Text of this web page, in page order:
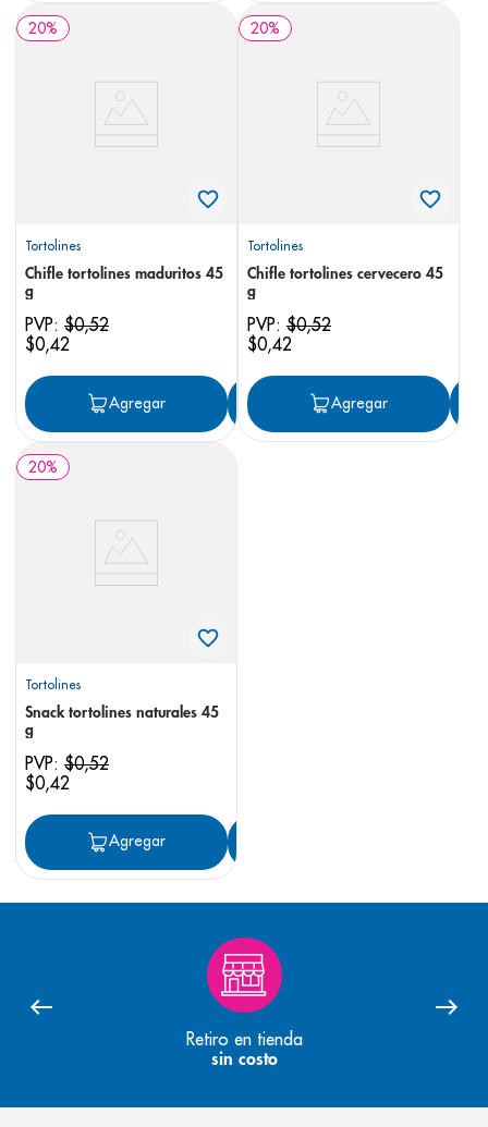
20%
Tortolines
Chifle tortolines maduritos 45
g
PVP: $0,52
$0,42
Agregar Agregar
20%
Tortolines
Chifle tortolines cervecero 45
g
PVP: $0,52
$0,42
Agregar
20%
Tortolines
Snack tortolines naturales 45
g
PVP: $0,52
$0,42
Agregar
Retiro en tienda
sin costo